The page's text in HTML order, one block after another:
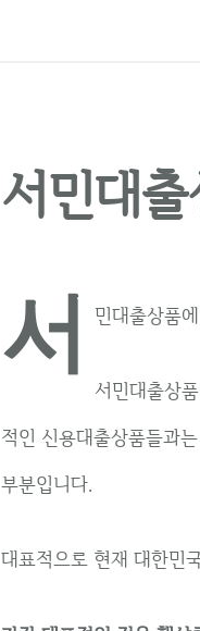
서민대
서 민대출상품
서민대출상
적인 신용대출상품들과
부분입니다.
대표적으로 현재 대한민